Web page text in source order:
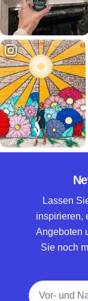
Lassen
inspirieren,
Angeboten
Sie noch
Vollständiger